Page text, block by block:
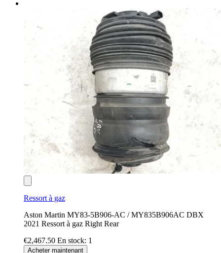
Ressort à gaz
Aston Martin MY83-5B906-AC / MY835B906AC DBX
2021 Ressort à gaz Right Rear
€2,467.50 En stock: 1
Acheter maintenant